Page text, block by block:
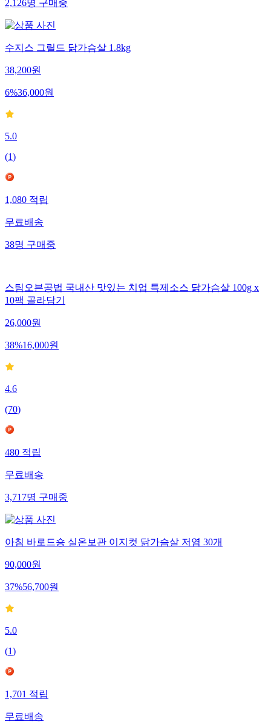
2,126명구매중
수지스 그릴드 닭가슴살 1.8kg
38,200원
6%36,000원
5.0
(1)
1,080적립
무료배송
38명구매중
스팀오븐공법 국내산 맛있는 치업 특제소스 닭가슴살 100g x
10팩 골라담기
26,000원
38%16,000원
4.6
(70)
480적립
무료배송
3,717명구매중
아침 바로드숑 실온보관 이지컷 닭가슴살 저염 30개
90,000원
37%56,700원
5.0
(1)
1,701적립
무료배송